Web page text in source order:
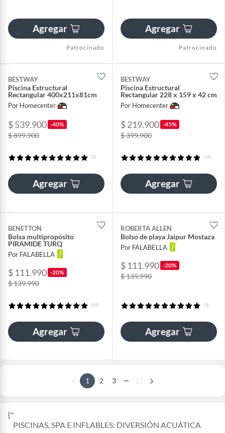
Agregar
Patrocinado
Agregar
Patrocinado
BESTWAY
Piscina Estructural
Rectangular 400x211x81cm
Por Homecenter
$ 539.900 -40%
$ 899.900
(2)
Agregar
BESTWAY
Piscina Estructural
Rectangular 228 x 159 x 42 cm
Por Homecenter
$ 219.900 -45%
$ 399.900
(18)
Agregar
BENETTON
Bolsa multipropósito
PIRAMIDE TURQ
Por FALABELLA
$ 111.990 -20%
$ 139.990
(14)
Agregar
ROBERTA ALLEN
Bolso de playa Jaipur Mostaza
Por FALABELLA
$ 111.990 -20%
$ 139.990
(3)
Agregar
1 2 3 ... 21
{"
PISCINAS, SPA E INFLABLES: DIVERSIÓN ACUÁTICA